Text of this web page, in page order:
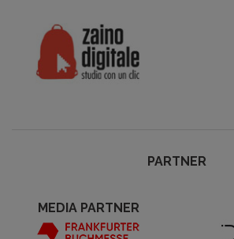
PARTNER
MEDIA PARTNER